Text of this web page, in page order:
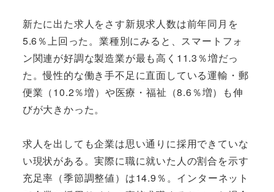
新たに出た求人をさす新規求人数は前年同月を
5.6％上回った。業種別にみると、スマートフォ
ン関連が好調な製造業が最も高く11.3％増だっ
た。慢性的な働き手不足に直面している運輸・郵
便業（10.2％増）や医療・福祉（8.6％増）も伸
びが大きかった。
求人を出しても企業は思い通りに採用できていな
い現状がある。実際に職に就いた人の割合を示す
充足率（季節調整値）は14.9％。インターネット